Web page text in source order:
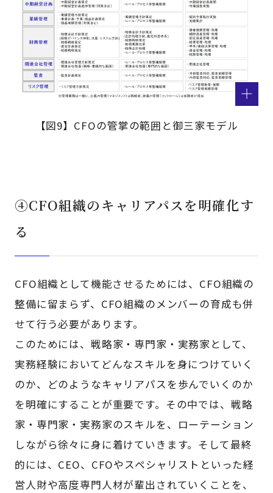
【図9】CFOの管掌の範囲と御三家モデル
④CFO組織のキャリアパスを明確化す
る
CFO組織として機能させるためには、CFO組織の
整備に留まらず、CFO組織のメンバーの育成も併
せて行う必要があります。
このためには、戦略家・専門家・実務家として、
実務経験においてどんなスキルを身につけていく
のか、どのようなキャリアパスを歩んでいくのか
を明確にすることが重要です。その中では、戦略
家・専門家・実務家のスキルを、ローテーション
しながら徐々に身に着けていきます。そして最終
的には、CEO、CFOやスペシャリストといった経
営人財や高度専門人材が輩出されていくことを、